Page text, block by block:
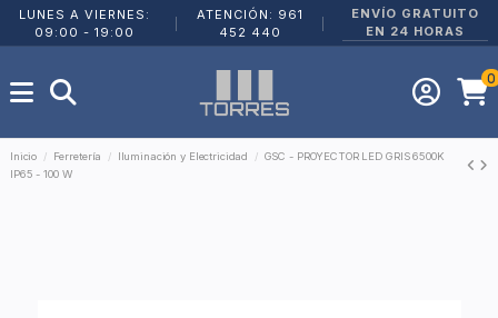
LUNES A VIERNES:
09:00 - 19:00
ATENCIÓN: 961
452 440
ENVÍO GRATUITO
EN 24 HORAS
0
Inicio Ferretería Iluminación y Electricidad
GSC - PROYECTOR LED GRIS 6500K
IP65 - 100 W